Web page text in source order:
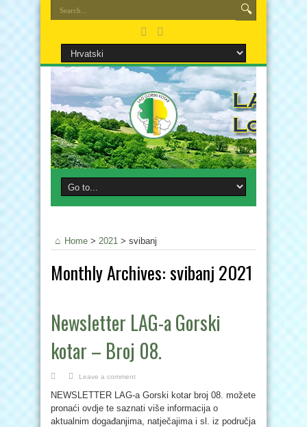
Home > 2021 > svibanj
Monthly Archives:svibanj 2021
Newsletter LAG-a Gorski
kotar – Broj 08.
Leave a comment
NEWSLETTER LAG-a Gorski kotar broj 08. možete
pronaći ovdje te saznati više informacija o
aktualnim događanjima, natječajima i sl. iz područja